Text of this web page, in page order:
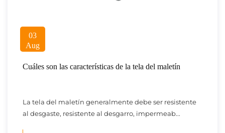
03
Aug
Cuáles son las características de la tela del maletín
La tela del maletín generalmente debe ser resistente
al desgaste, resistente al desgarro, impermeab...